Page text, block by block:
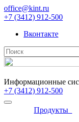
office@kint.ru
+7 (3412) 912-500
Вконтакте
Информационные
+7 (3412) 912-500
Продукты